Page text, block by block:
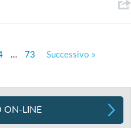
… 73 Successivo »
ON-LINE